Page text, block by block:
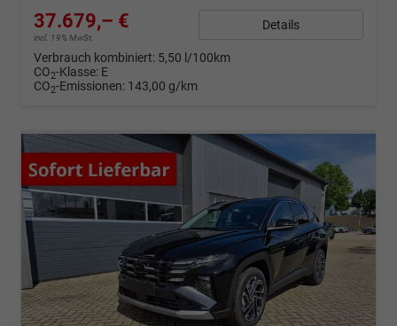
37.679,– €
incl. 19% MwSt.
Details
Verbrauch kombiniert: 5,50 l/100km
CO2-Klasse: E
CO2-Emissionen: 143,00 g/km